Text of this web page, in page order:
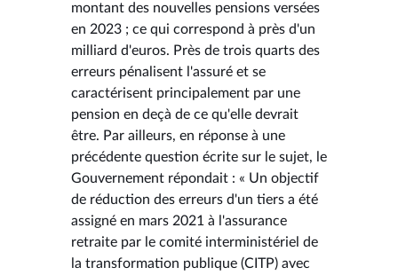
montant des nouvelles pensions versées
en 2023 ; ce qui correspond à près d'un
milliard d'euros. Près de trois quarts des
erreurs pénalisent l'assuré et se
caractérisent principalement par une
pension en deçà de ce qu'elle devrait
être. Par ailleurs, en réponse à une
précédente question écrite sur le sujet, le
Gouvernement répondait : « Un objectif
de réduction des erreurs d'un tiers a été
assigné en mars 2021 à l'assurance
retraite par le comité interministériel de
la transformation publique (CITP) avec